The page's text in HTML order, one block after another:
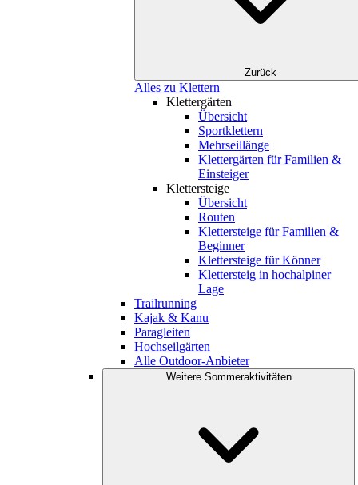
Zurück
Alles zu Klettern
Klettergärten
Übersicht
Sportklettern
Mehrseillänge
Klettergärten für Familien &
Einsteiger
Klettersteige
Übersicht
Routen
Klettersteige für Familien &
Beginner
Klettersteige für Könner
Klettersteig in hochalpiner
Lage
Trailrunning
Kajak & Kanu
Paragleiten
Hochseilgärten
Alle Outdoor-Anbieter
Weitere Sommeraktivitäten